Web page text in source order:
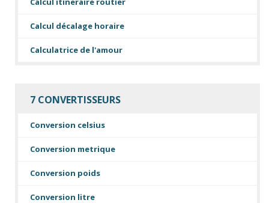
Calcul décalage horaire
Calculatrice de l'amour
7 CONVERTISSEURS
Conversion celsius
Conversion metrique
Conversion poids
Conversion litre